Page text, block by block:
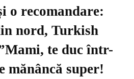
o recomandare:
nord, Turkish
te duc într-
mănâncă super!